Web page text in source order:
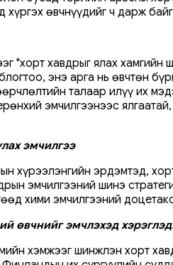
өвчнүүдийг ч дарж
"хорт хавдрыг ялах
энэ арга нь өвчтөн
талаар илүү их
эмчилгээнээс
эмчилгээ
хүрээлэнгийн эрдэмтэд,
эмчилгээний шинэ
хими эмчилгээний
өвчнийг эмчлэхэд
хэмжээг шинжлэн хорт